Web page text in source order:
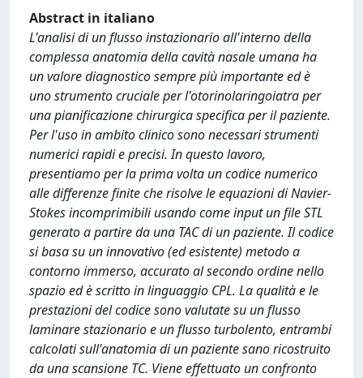
Abstract in italiano
L'analisi di un flusso instazionario all'interno della
complessa anatomia della cavità nasale umana ha
un valore diagnostico sempre più importante ed è
uno strumento cruciale per l'otorinolaringoiatra per
una pianificazione chirurgica specifica per il paziente.
Per l'uso in ambito clinico sono necessari strumenti
numerici rapidi e precisi. In questo lavoro,
presentiamo per la prima volta un codice numerico
alle differenze finite che risolve le equazioni di Navier-
Stokes incomprimibili usando come input un file STL
generato a partire da una TAC di un paziente. Il codice
si basa su un innovativo (ed esistente) metodo a
contorno immerso, accurato al secondo ordine nello
spazio ed è scritto in linguaggio CPL. La qualità e le
prestazioni del codice sono valutate su un flusso
laminare stazionario e un flusso turbolento, entrambi
calcolati sull'anatomia di un paziente sano ricostruito
da una scansione TC. Viene effettuato un confronto